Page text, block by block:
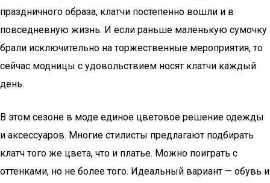
праздничного образа, клатчи постепенно вошли и в
повседневную жизнь. И если раньше маленькую сумочку
брали исключительно на торжественные мероприятия, то
сейчас модницы с удовольствием носят клатчи каждый
день.
В этом сезоне в моде единое цветовое решение одежды
и аксессуаров. Многие стилисты предлагают подбирать
клатч того же цвета, что и платье. Можно поиграть с
оттенками, но не более того. Идеальный вариант — обувь и